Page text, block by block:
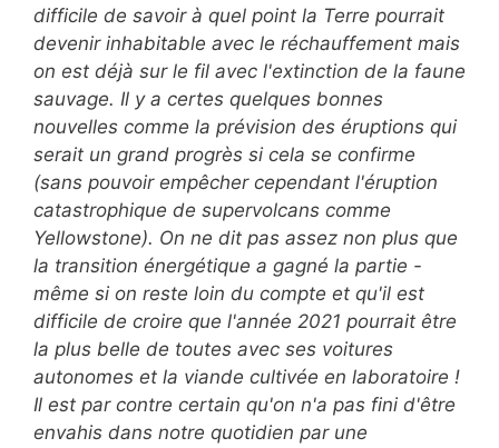
difficile de savoir à quel point la Terre pourrait
devenir inhabitable avec le réchauffement mais
on est déjà sur le fil avec l'extinction de la faune
sauvage. Il y a certes quelques bonnes
nouvelles comme la prévision des éruptions qui
serait un grand progrès si cela se confirme
(sans pouvoir empêcher cependant l'éruption
catastrophique de supervolcans comme
Yellowstone). On ne dit pas assez non plus que
la transition énergétique a gagné la partie -
même si on reste loin du compte et qu'il est
difficile de croire que l'année 2021 pourrait être
la plus belle de toutes avec ses voitures
autonomes et la viande cultivée en laboratoire !
Il est par contre certain qu'on n'a pas fini d'être
envahis dans notre quotidien par une